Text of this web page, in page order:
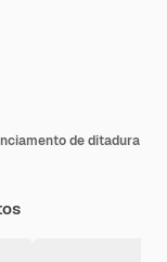
de ditadura